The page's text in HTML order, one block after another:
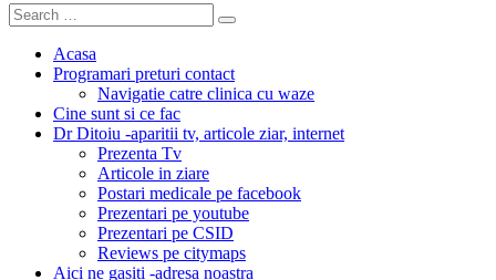
Search
for:
Search
Acasa
Programari preturi contact
Navigatie catre clinica cu waze
Cine sunt si ce fac
Dr Ditoiu -aparitii tv, articole ziar, internet
Prezenta Tv
Articole in ziare
Postari medicale pe facebook
Prezentari pe youtube
Prezentari pe CSID
Reviews pe citymaps
Aici ne gasiti -adresa noastra